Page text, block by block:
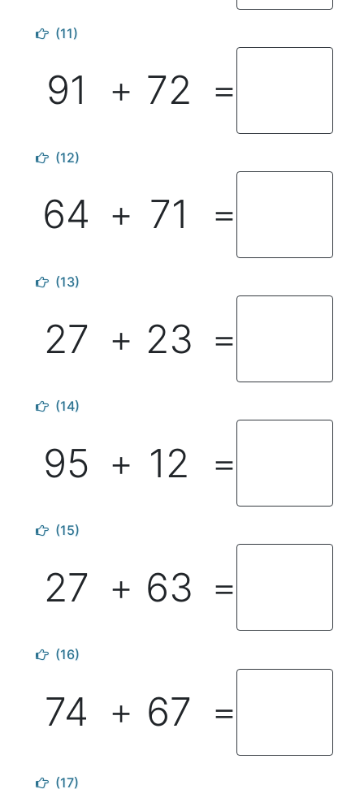
(11)
91 ＋ 72 ＝
(12)
64 ＋ 71 ＝
(13)
27 ＋ 23 ＝
(14)
95 ＋ 12 ＝
(15)
27 ＋ 63 ＝
(16)
74 ＋ 67 ＝
(17)